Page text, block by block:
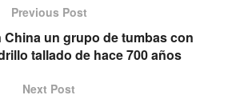
Previous Post
China un grupo de tumbas con
tallado de hace 700 años
Next Post